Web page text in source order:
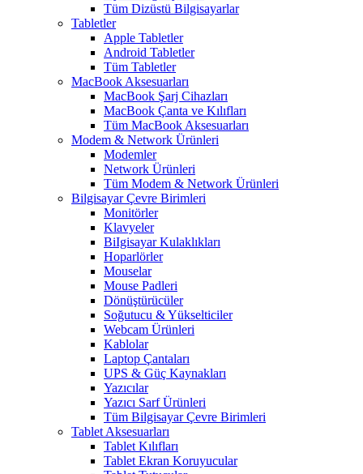
Tüm Dizüstü Bilgisayarlar
Tabletler
Apple Tabletler
Android Tabletler
Tüm Tabletler
MacBook Aksesuarları
MacBook Şarj Cihazları
MacBook Çanta ve Kılıfları
Tüm MacBook Aksesuarları
Modem & Network Ürünleri
Modemler
Network Ürünleri
Tüm Modem & Network Ürünleri
Bilgisayar Çevre Birimleri
Monitörler
Klavyeler
BiIgisayar Kulaklıkları
Hoparlörler
Mouselar
Mouse Padleri
Dönüştürücüler
Soğutucu & Yükselticiler
Webcam Ürünleri
Kablolar
Laptop Çantaları
UPS & Güç Kaynakları
Yazıcılar
Yazıcı Sarf Ürünleri
Tüm Bilgisayar Çevre Birimleri
Tablet Aksesuarları
Tablet Kılıfları
Tablet Ekran Koruyucular